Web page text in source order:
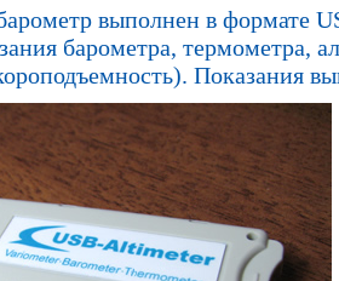
выполнен в формате
барометра, термометра,
Показания